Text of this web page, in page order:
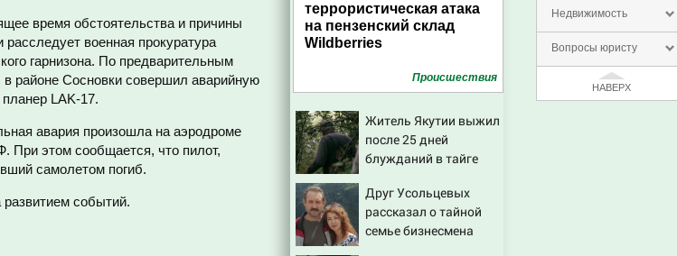
Недвижимость
Вопросы юристу
НАВЕРХ
время обстоятельства и причины
расследует военная прокуратура
гарнизона. По предварительным
районе Сосновки совершил аварийную
планер LAK-17.
авария произошла на аэродроме
этом сообщается, что пилот,
самолетом погиб.
развитием событий.
террористическая атака
на пензенский склад
Wildberries
Проиcшествия
Житель Якутии выжил
после 25 дней
блужданий в тайге
Друг Усольцевых
рассказал о тайной
семье бизнесмена